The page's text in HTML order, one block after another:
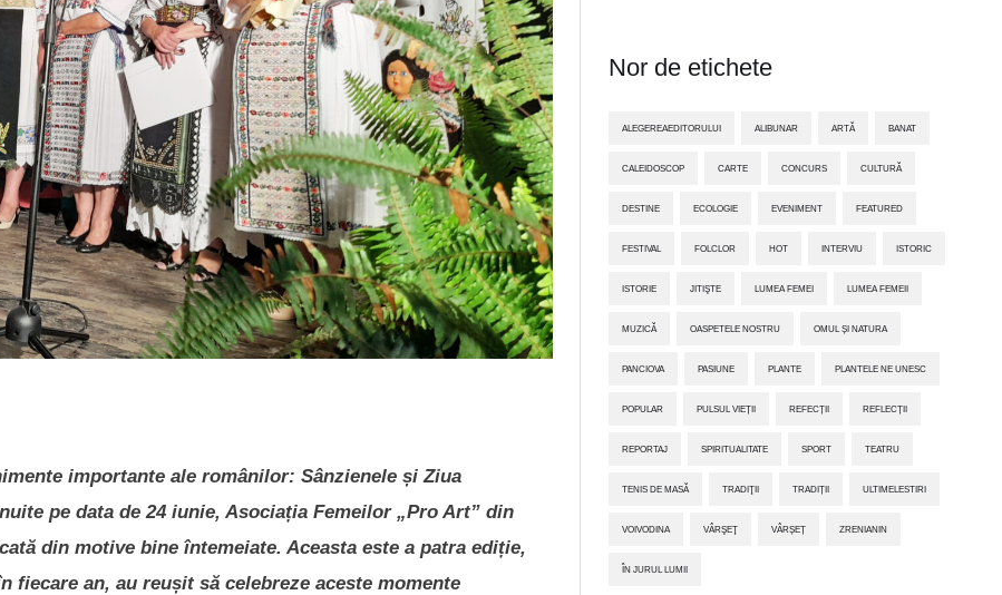
importante ale românilor: Sânzienele și Ziua
pe data de 24 iunie, Asociația Femeilor „Pro Art” din
din motive bine întemeiate. Aceasta este a patra ediție,
an, au reușit să celebreze aceste momente
Nor de etichete
ALEGEREAEDITORULUI ALIBUNAR ARTĂ BANAT
CALEIDOSCOP CARTE CONCURS CULTURĂ
DESTINE ECOLOGIE EVENIMENT FEATURED
FESTIVAL FOLCLOR HOT INTERVIU ISTORIC
ISTORIE JITIŞTE LUMEA FEMEI LUMEA FEMEII
MUZICĂ OASPETELE NOSTRU OMUL ȘI NATURA
PANCIOVA PASIUNE PLANTE PLANTELE NE UNESC
POPULAR PULSUL VIEȚII REFECȚII REFLECȚII
REPORTAJ SPIRITUALITATE SPORT TEATRU
TENIS DE MASĂ TRADIŢII TRADIȚII ULTIMELESTIRI
VOIVODINA VÂRŞEŢ VÂRȘEȚ ZRENIANIN
ÎN JURUL LUMII